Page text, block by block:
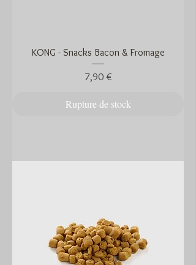
KONG - Snacks Bacon & Fromage
Prix
7,90 €
Rupture de stock